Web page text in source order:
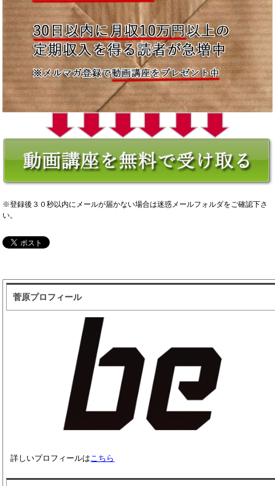
※登録後３０秒以内にメールが届かない場合は迷惑メールフォルダをご確認下さ
い。
菅原プロフィール
詳しいプロフィールはこちら